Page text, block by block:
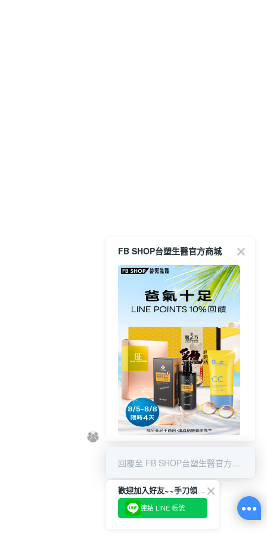
FB SHOP台塑生醫官方商城
回覆至 FB SHOP台塑生醫官方商城
歡迎加入好友~~手刀領優惠!
連結 LINE 帳號